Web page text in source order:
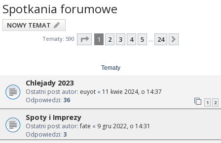
Spotkania forumowe
NOWY TEMAT
Tematy: 590 Strona z24
1 2 3 4 5 … 24
Tematy
Chlejady 2023
Ostatni post autor: euyot « 11 kwie 2024, o 14:37
Odpowiedzi: 36 1 2
Spoty i Imprezy
Ostatni post autor:fate « 9 gru 2022, o 14:31
Odpowiedzi: 3